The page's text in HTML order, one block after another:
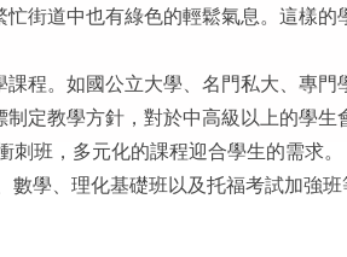
街道中也有綠色的輕鬆氣息。這樣的
程。如國公立大學、名門私大、專門
定教學方針，對於中高級以上的學生
班，多元化的課程迎合學生的需求。
數學、理化基礎班以及托福考試加強班